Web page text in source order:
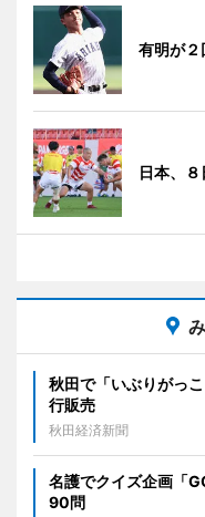
有明が
日本、
秋田で「いぶりがっ
行販売
秋田経済新聞
名護でクイズ企画「
90問